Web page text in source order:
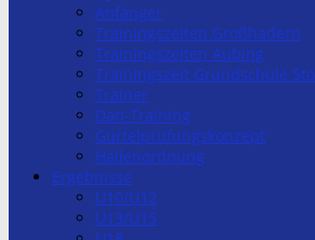
Anfänger
Trainingszeiten Großhadern
Trainingszeiten Aubing
Trainingszeit Grundschule
Trainer
Dan-Training
Gürtelprüfungskonzept
Hallenordnung
Ergebnisse
U10/U12
U13/U15